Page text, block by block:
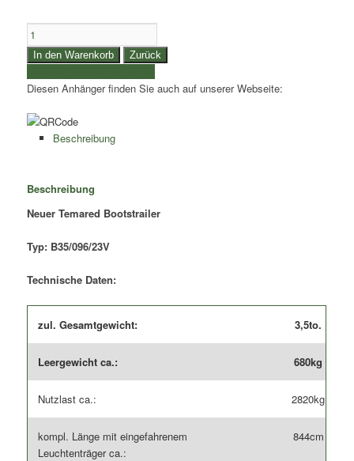
3,5to.
Bootstrailer
Temared
|
Tridem
für
Boote
|
Typ:
Menge
In den Warenkorb Zurück
Diesen Anhänger finden Sie auch auf unserer Webseite:
Beschreibung
Beschreibung
Neuer Temared Bootstrailer
Typ: B35/096/23V
Technische Daten:
zul. Gesamtgewicht: 3,5to.
Leergewicht ca.: 680kg
Nutzlast ca.: 2820kg
kompl. Länge mit eingefahrenem
Leuchtenträger ca.:
844cm